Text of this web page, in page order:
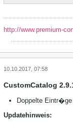
http://www.premium-
10.10.2017, 07:58
CustomCatalog
Doppelte
Updatehinweis: